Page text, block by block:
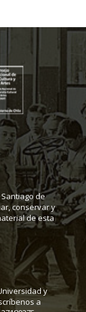
de
conservar y
de esta
y
a